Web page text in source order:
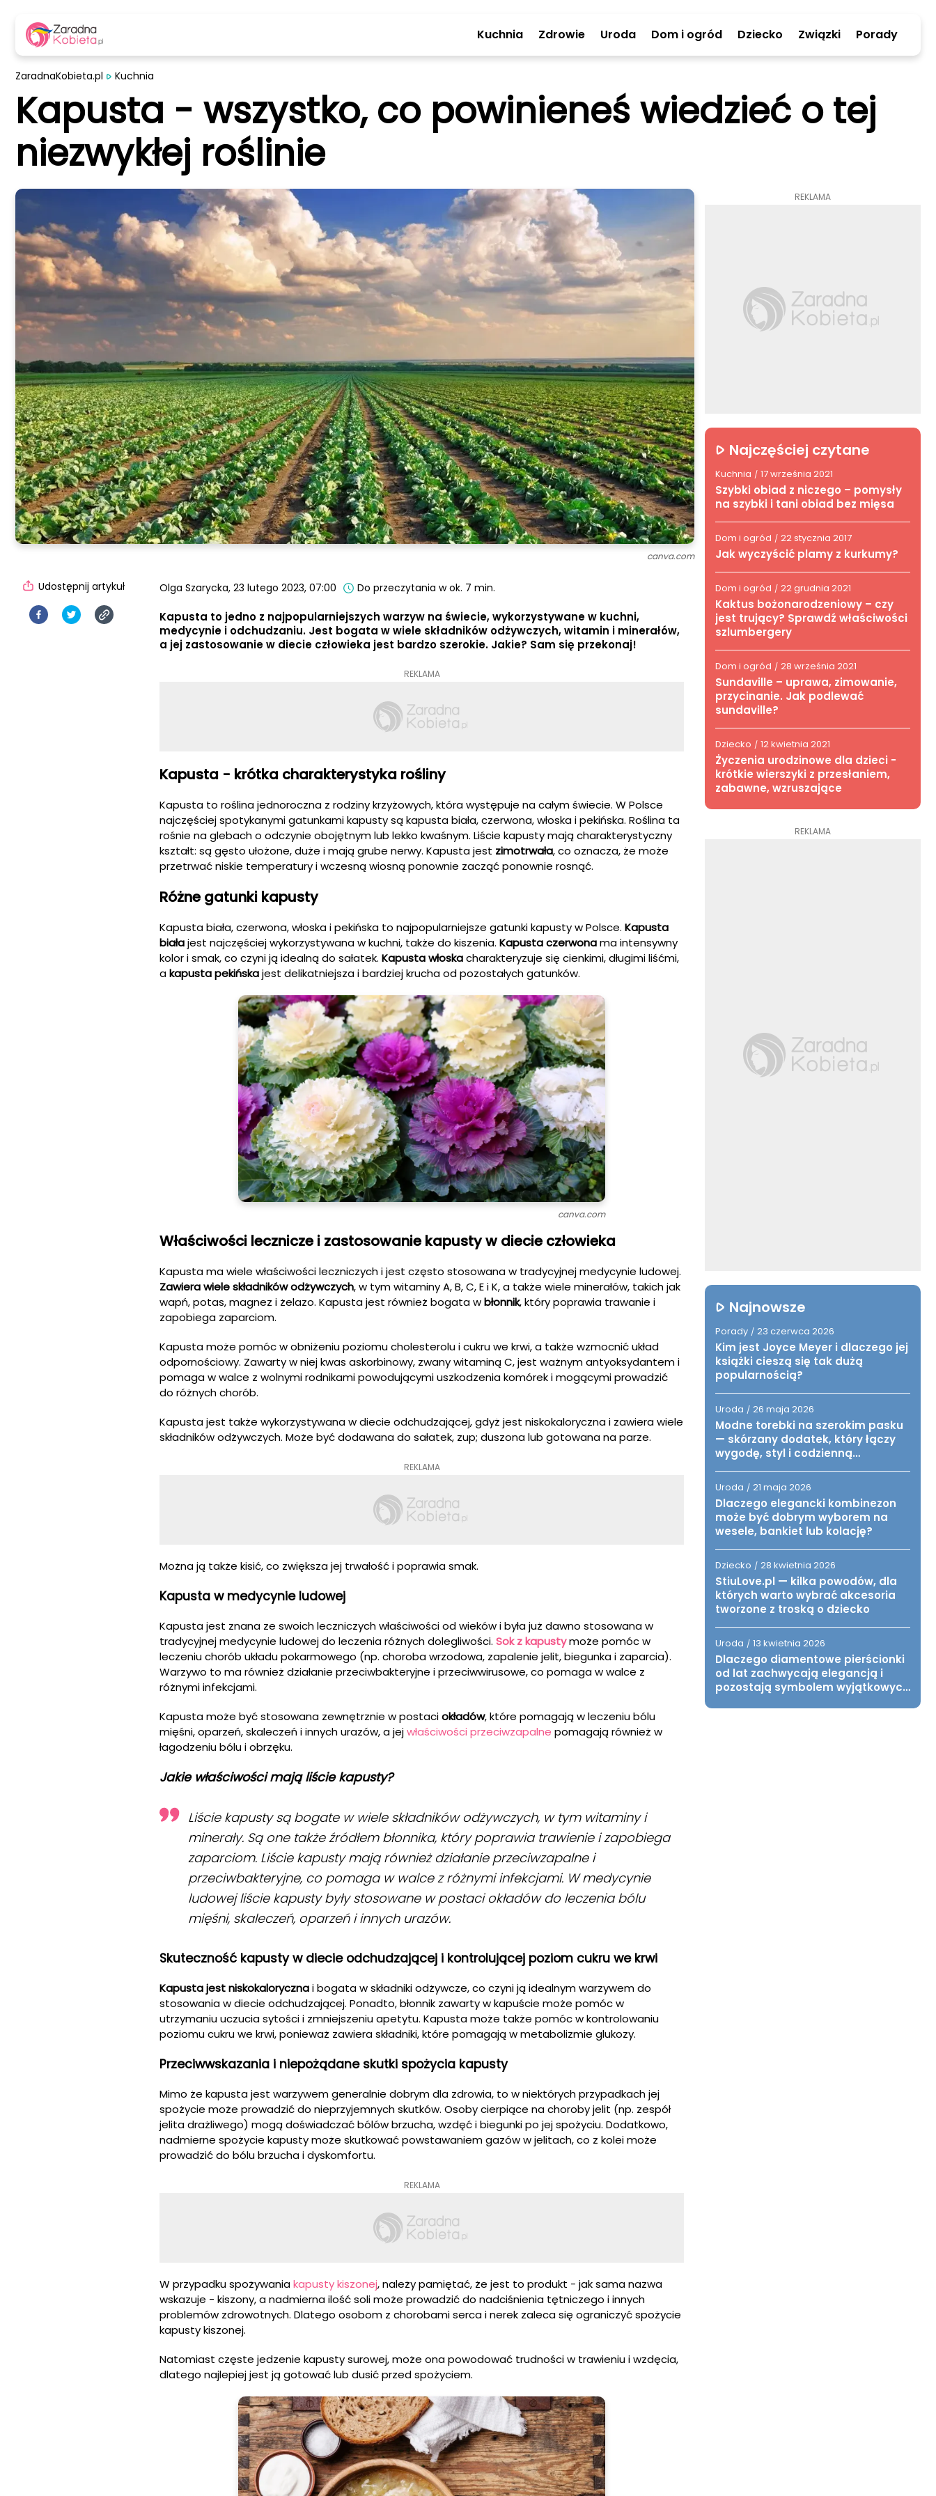
Kuchnia Zdrowie Uroda Dom i ogród Dziecko Związki Porady
canva.com
ZaradnaKobieta.pl Kuchnia
Kapusta - wszystko, co powinieneś wiedzieć o tej
niezwykłej roślinie
Olga Szarycka, 23 lutego 2023, 07:00 Do przeczytania w ok. 7 min.
Kapusta to jedno z najpopularniejszych warzyw na świecie, wykorzystywane w kuchni,
medycynie i odchudzaniu. Jest bogata w wiele składników odżywczych, witamin i minerałów,
a jej zastosowanie w diecie człowieka jest bardzo szerokie. Jakie? Sam się przekonaj!
REKLAMA
Kapusta - krótka charakterystyka rośliny
Kapusta to roślina jednoroczna z rodziny krzyżowych, która występuje na całym świecie. W Polsce
najczęściej spotykanymi gatunkami kapusty są kapusta biała, czerwona, włoska i pekińska. Roślina ta
rośnie na glebach o odczynie obojętnym lub lekko kwaśnym. Liście kapusty mają charakterystyczny
kształt: są gęsto ułożone, duże i mają grube nerwy. Kapusta jest zimotrwała, co oznacza, że może
przetrwać niskie temperatury i wczesną wiosną ponownie zacząć ponownie rosnąć.
Różne gatunki kapusty
Kapusta biała, czerwona, włoska i pekińska to najpopularniejsze gatunki kapusty w Polsce. Kapusta
białajest najczęściej wykorzystywana w kuchni, także do kiszenia. Kapusta czerwonama intensywny
kolor i smak, co czyni ją idealną do sałatek. Kapusta włoskacharakteryzuje się cienkimi, długimi liśćmi,
akapusta pekińskajest delikatniejsza i bardziej krucha od pozostałych gatunków.
canva.com
Właściwości lecznicze i zastosowanie kapusty w diecie człowieka
Kapusta ma wiele właściwości leczniczych i jest często stosowana w tradycyjnej medycynie ludowej.
Zawiera wiele składników odżywczych, w tym witaminy A, B, C, E i K, a także wiele minerałów, takich jak
wapń, potas, magnez i żelazo. Kapusta jest również bogata wbłonnik, który poprawia trawanie i
zapobiega zaparciom.
Kapusta może pomóc w obniżeniu poziomu cholesterolu i cukru we krwi, a także wzmocnić układ
odpornościowy. Zawarty w niej kwas askorbinowy, zwany witaminą C, jest ważnym antyoksydantem i
pomaga w walce z wolnymi rodnikami powodującymi uszkodzenia komórek i mogącymi prowadzić
do różnych chorób.
Kapusta jest także wykorzystywana w diecie odchudzającej, gdyż jest niskokaloryczna i zawiera wiele
składników odżywczych. Może być dodawana do sałatek, zup; duszona lub gotowana na parze.
REKLAMA
Można ją także kisić, co zwiększa jej trwałość i poprawia smak.
Kapusta w medycynie ludowej
Kapusta jest znana ze swoich leczniczych właściwości od wieków i była już dawno stosowana w
tradycyjnej medycynie ludowej do leczenia różnych dolegliwości. Sok z kapustymoże pomóc w
leczeniu chorób układu pokarmowego (np. choroba wrzodowa, zapalenie jelit, biegunka i zaparcia).
Warzywo to ma również działanie przeciwbakteryjne i przeciwwirusowe, co pomaga w walce z
różnymi infekcjami.
Kapusta może być stosowana zewnętrznie w postaciokładów, które pomagają w leczeniu bólu
mięśni, oparzeń, skaleczeń i innych urazów, a jejwłaściwości przeciwzapalne pomagają również w
łagodzeniu bólu i obrzęku.
Jakie właściwości mają liście kapusty?
Liście kapusty są bogate w wiele składników odżywczych, w tym witaminy i
minerały. Są one także źródłem błonnika, który poprawia trawienie i zapobiega
zaparciom. Liście kapusty mają również działanie przeciwzapalne i
przeciwbakteryjne, co pomaga w walce z różnymi infekcjami. W medycynie
ludowej liście kapusty były stosowane w postaci okładów do leczenia bólu
mięśni, skaleczeń, oparzeń i innych urazów.
Skuteczność kapusty w diecie odchudzającej i kontrolującej poziom cukru we krwi
Kapusta jest niskokalorycznai bogata w składniki odżywcze, co czyni ją idealnym warzywem do
stosowania w diecie odchudzającej. Ponadto, błonnik zawarty w kapuście może pomóc w
utrzymaniu uczucia sytości i zmniejszeniu apetytu. Kapusta może także pomóc w kontrolowaniu
poziomu cukru we krwi, ponieważ zawiera składniki, które pomagają w metabolizmie glukozy.
Przeciwwskazania i niepożądane skutki spożycia kapusty
Mimo że kapusta jest warzywem generalnie dobrym dla zdrowia, to w niektórych przypadkach jej
spożycie może prowadzić do nieprzyjemnych skutków. Osoby cierpiące na choroby jelit (np. zespół
jelita drażliwego) mogą doświadczać bólów brzucha, wzdęć i biegunki po jej spożyciu. Dodatkowo,
nadmierne spożycie kapusty może skutkować powstawaniem gazów w jelitach, co z kolei może
prowadzić do bólu brzucha i dyskomfortu.
REKLAMA
W przypadku spożywaniakapusty kiszonej, należy pamiętać, że jest to produkt - jak sama nazwa
wskazuje - kiszony, a nadmierna ilość soli może prowadzić do nadciśnienia tętniczego i innych
problemów zdrowotnych. Dlatego osobom z chorobami serca i nerek zaleca się ograniczyć spożycie
kapusty kiszonej.
Natomiast częste jedzenie kapusty surowej, może ona powodować trudności w trawieniu i wzdęcia,
dlatego najlepiej jest ją gotować lub dusić przed spożyciem.
Udostępnij artykuł
REKLAMA
Najczęściej czytane
Kuchnia / 17 września 2021
Szybki obiad z niczego – pomysły
na szybki i tani obiad bez mięsa
Dom i ogród / 22 stycznia 2017
Jak wyczyścić plamy z kurkumy?
Dom i ogród / 22 grudnia 2021
Kaktus bożonarodzeniowy – czy
jest trujący? Sprawdź właściwości
szlumbergery
Dom i ogród / 28 września 2021
Sundaville – uprawa, zimowanie,
przycinanie. Jak podlewać
sundaville?
Dziecko / 12 kwietnia 2021
Życzenia urodzinowe dla dzieci -
krótkie wierszyki z przesłaniem,
zabawne, wzruszające
REKLAMA
Najnowsze
Porady / 23 czerwca 2026
Kim jest Joyce Meyer i dlaczego jej
książki cieszą się tak dużą
popularnością?
Uroda / 26 maja 2026
Modne torebki na szerokim pasku
— skórzany dodatek, który łączy
wygodę, styl i codzienną
Uroda / 21 maja 2026
Dlaczego elegancki kombinezon
może być dobrym wyborem na
wesele, bankiet lub kolację?
Dziecko / 28 kwietnia 2026
StiuLove.pl — kilka powodów, dla
których warto wybrać akcesoria
tworzone z troską o dziecko
Uroda / 13 kwietnia 2026
Dlaczego diamentowe pierścionki
od lat zachwycają elegancją i
pozostają symbolem wyjątkowych